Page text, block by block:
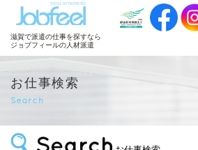
JobFeel
滋賀で派遣の仕事を探すなら
ジョブフィールの人材派遣
お仕事検索
Search